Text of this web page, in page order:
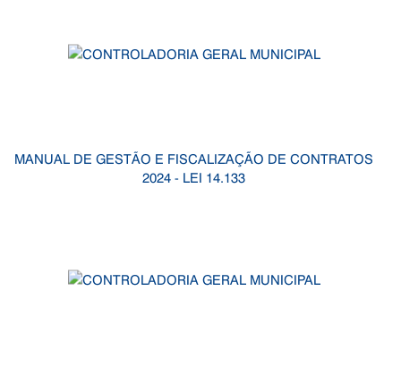
MANUAL DE GESTÃO E FISCALIZAÇÃO DE CONTRATOS
2024 - LEI 14.133